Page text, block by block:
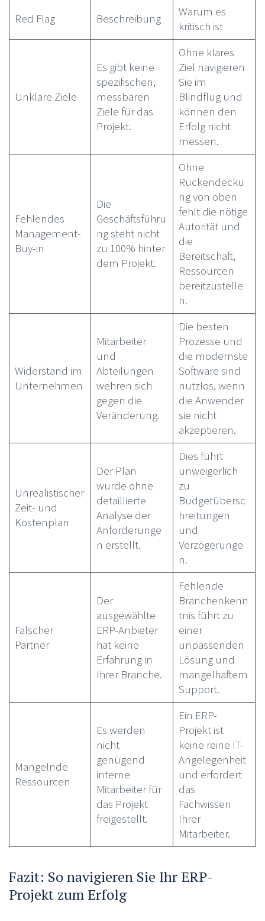
Red Flag Beschreibung
Warum es
kritisch ist
Unklare Ziele
Es gibt keine
spezifischen,
messbaren
Ziele für das
Projekt.
Ohne klares
Ziel navigieren
Sie im
Blindflug und
können den
Erfolg nicht
messen.
Fehlendes
Management-
Buy-in
Die
Geschäftsführu
ng steht nicht
zu 100% hinter
dem Projekt.
Ohne
Rückendecku
ng von oben
fehlt die nötige
Autorität und
die
Bereitschaft,
Ressourcen
bereitzustelle
n.
Widerstand im
Unternehmen
Mitarbeiter
und
Abteilungen
wehren sich
gegen die
Veränderung.
Die besten
Prozesse und
die modernste
Software sind
nutzlos, wenn
die Anwender
sie nicht
akzeptieren.
Unrealistischer
Zeit- und
Kostenplan
Der Plan
wurde ohne
detaillierte
Analyse der
Anforderunge
n erstellt.
Dies führt
unweigerlich
zu
Budgetübersc
hreitungen
und
Verzögerunge
n.
Falscher
Partner
Der
ausgewählte
ERP-Anbieter
hat keine
Erfahrung in
Ihrer Branche.
Fehlende
Branchenkenn
tnis führt zu
einer
unpassenden
Lösung und
mangelhaftem
Support.
Mangelnde
Ressourcen
Es werden
nicht
genügend
interne
Mitarbeiter für
das Projekt
freigestellt.
Ein ERP-
Projekt ist
keine reine IT-
Angelegenheit
und erfordert
das
Fachwissen
Ihrer
Mitarbeiter.
Fazit: So navigieren Sie Ihr ERP-
Projekt zum Erfolg